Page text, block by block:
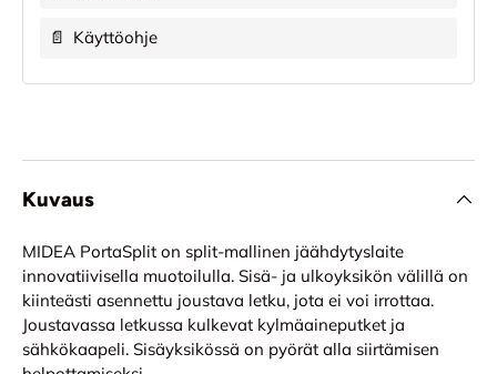
📄 Käyttöohje
Kuvaus
MIDEA PortaSplit on split-mallinen jäähdytyslaite
innovatiivisella muotoilulla. Sisä- ja ulkoyksikön välillä on
kiinteästi asennettu joustava letku, jota ei voi irrottaa.
Joustavassa letkussa kulkevat kylmäaineputket ja
sähkökaapeli. Sisäyksikössä on pyörät alla siirtämisen